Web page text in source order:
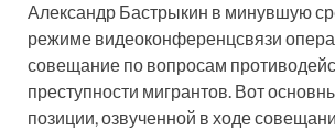
Александр Бастрыкин в минувшую
режиме видеоконференцсвязи
совещание по вопросам
преступности мигрантов. Вот
позиции, озвученной в ходе